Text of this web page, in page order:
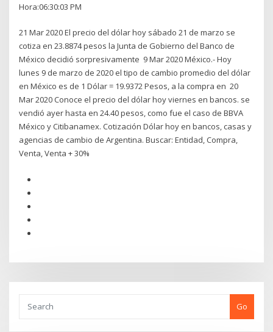
Hora:06:30:03 PM
21 Mar 2020 El precio del dólar hoy sábado 21 de marzo se
cotiza en 23.8874 pesos la Junta de Gobierno del Banco de
México decidió sorpresivamente 9 Mar 2020 México.- Hoy
lunes 9 de marzo de 2020 el tipo de cambio promedio del dólar
en México es de 1 Dólar = 19.9372 Pesos, a la compra en 20
Mar 2020 Conoce el precio del dólar hoy viernes en bancos. se
vendió ayer hasta en 24.40 pesos, como fue el caso de BBVA
México y Citibanamex. Cotización Dólar hoy en bancos, casas y
agencias de cambio de Argentina. Buscar: Entidad, Compra,
Venta, Venta + 30%
Go